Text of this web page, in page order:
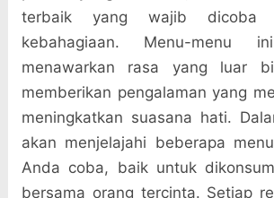
terbaik yang wajib
kebahagiaan. Menu-menu
menawarkan rasa yang luar
memberikan pengalaman yang
meningkatkan suasana hati.
akan menjelajahi beberapa
Anda coba, baik untuk
bersama orang tercinta. Setiap